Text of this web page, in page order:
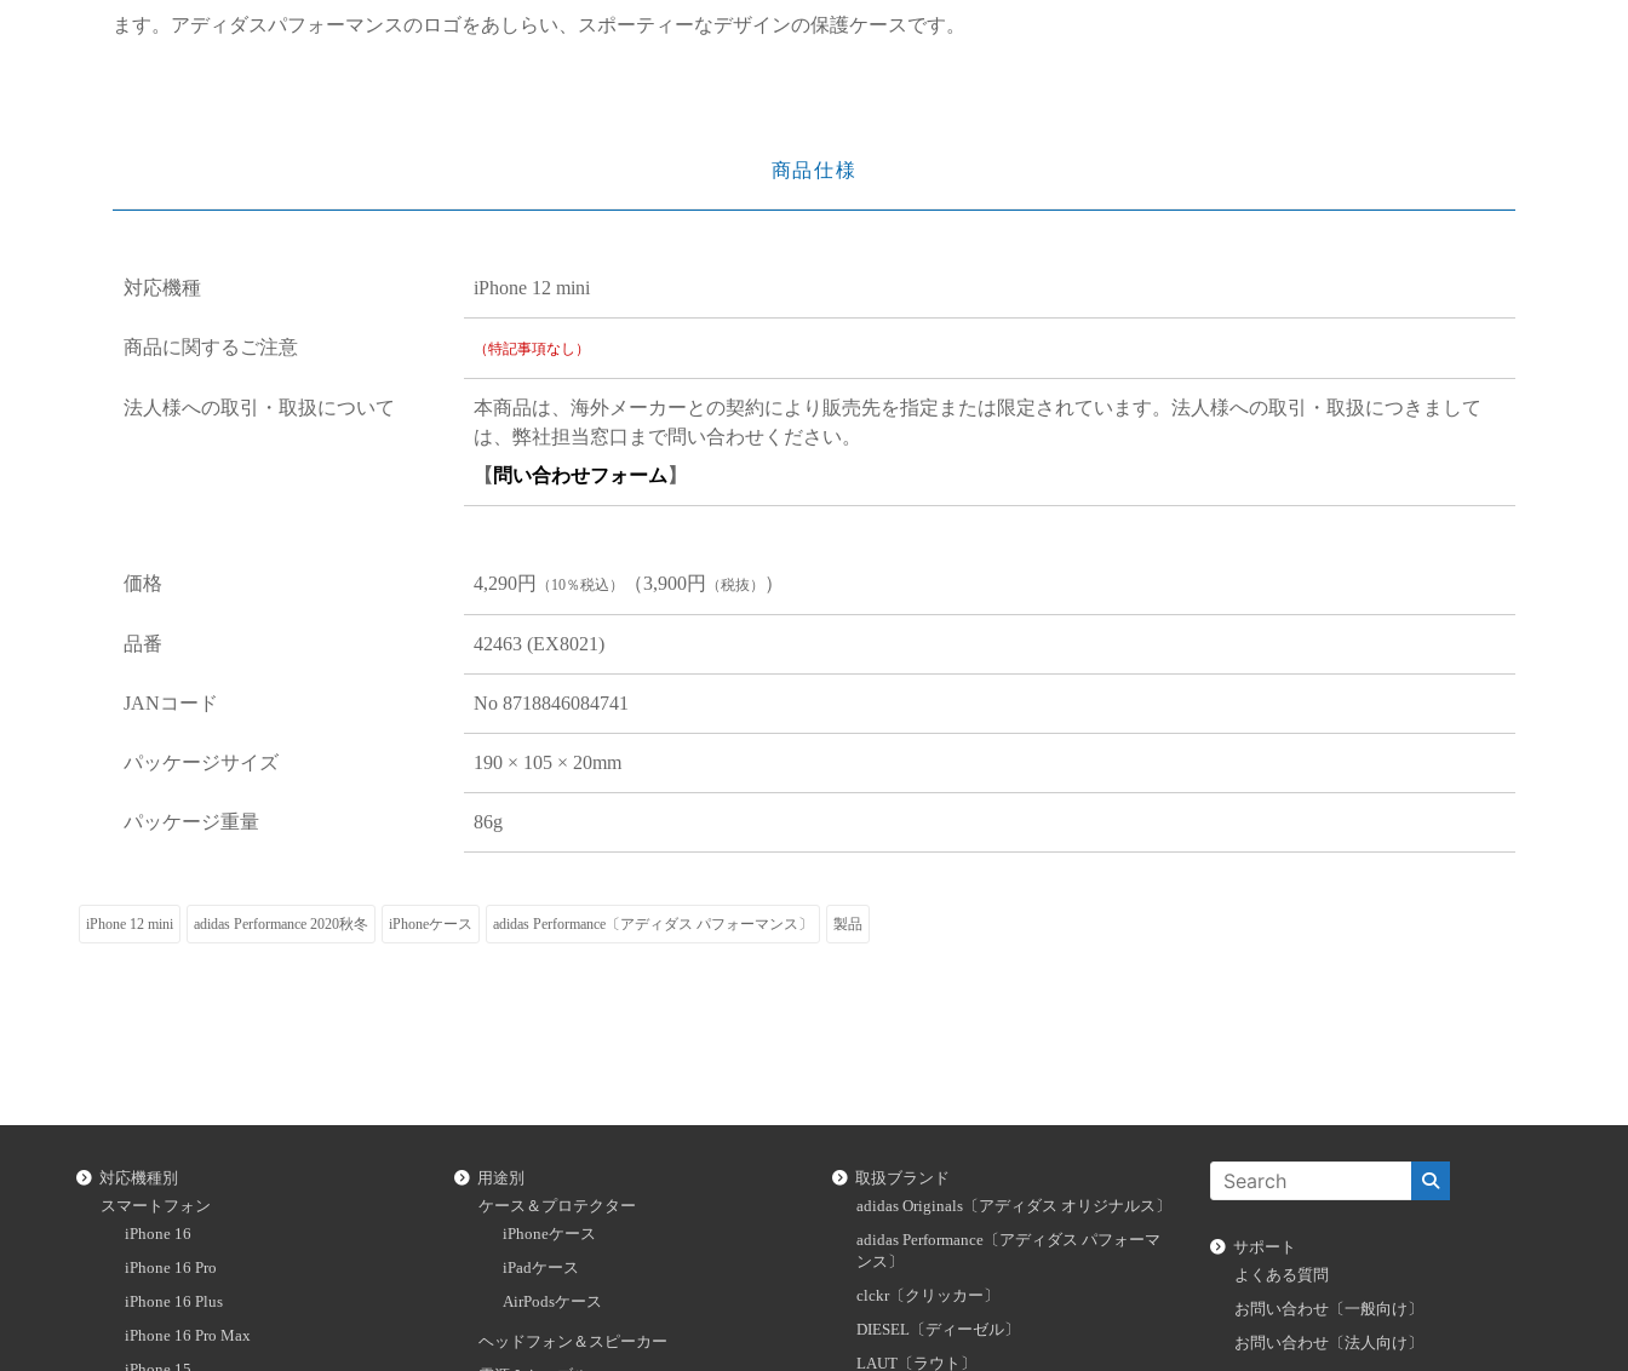
ます。アディダスパフォーマンスのロゴをあしらい、スポーティーなデザインの保護ケースです。
商品仕様
対応機種 iPhone 12 mini
商品に関するご注意 （特記事項なし）
法人様への取引・取扱について
本商品は、海外メーカーとの契約により販売先を指定または限定されています。法人様への取引・取扱につきまして
は、弊社担当窓口まで問い合わせください。
【 問い合わせフォーム 】
価格 4,290円 （10％税込） （3,900円 （税抜） ）
品番 42463 (EX8021)
JANコード No 8718846084741
パッケージサイズ 190 × 105 × 20mm
パッケージ重量 86g
iPhone 12 mini adidas Performance 2020秋冬 iPhoneケース adidas Performance〔アディダス パフォーマンス〕 製品
対応機種別
スマートフォン
iPhone 16
iPhone 16 Pro
iPhone 16 Plus
iPhone 16 Pro Max
用途別
ケース＆プロテクター
iPhoneケース
iPadケース
AirPodsケース
ヘッドフォン＆スピーカー
取扱ブランド
adidas Originals〔アディダス オリジナルス〕
adidas Performance〔アディダス パフォーマ
ンス〕
clckr〔クリッカー〕
DIESEL〔ディーゼル〕
LAUT〔ラウト〕
サポート
よくある質問
お問い合わせ〔一般向け〕
お問い合わせ〔法人向け〕